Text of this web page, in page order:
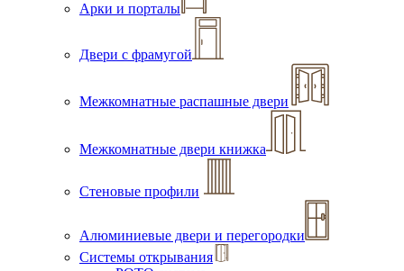
Арки и порталы
Двери с фрамугой
Межкомнатные распашные двери
Межкомнатные двери книжка
Стеновые профили
Алюминиевые двери и перегородки
Системы открывания